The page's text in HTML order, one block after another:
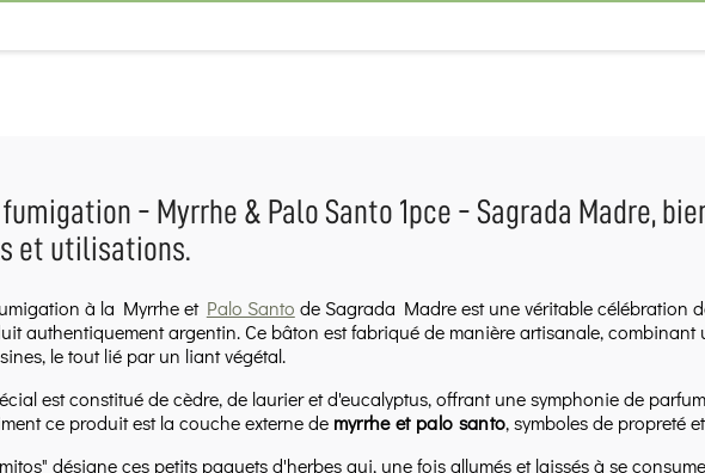
- Myrrhe & Palo Santo 1pce - Sagrada Madre,
et utilisations.
à la Myrrhe et Palo Santo de Sagrada Madre est une véritable célébration
authentiquement argentin. Ce bâton est fabriqué de manière artisanale, combinant
le tout lié par un liant végétal.
est constitué de cèdre, de laurier et d'eucalyptus, offrant une symphonie de
ce produit est la couche externe de myrrhe et palo santo, symboles de propreté
désigne ces petits paquets d'herbes qui, une fois allumés et laissés à se